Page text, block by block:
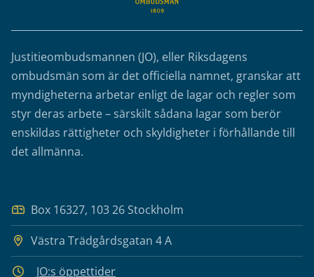
Justitieombudsmannen (JO), eller Riksdagens
ombudsmän som är det officiella namnet, granskar att
myndigheterna arbetar enligt de lagar och regler som
styr deras arbete – särskilt sådana lagar som berör
enskildas rättigheter och skyldigheter i förhållande till
det allmänna.
Box 16327, 103 26 Stockholm
Västra Trädgårdsgatan 4 A
JO:s öppettider